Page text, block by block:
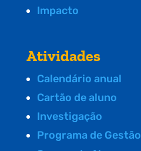
Impacto
Atividades
Calendário anual
Cartão de aluno
Investigação
Programa de Gestão